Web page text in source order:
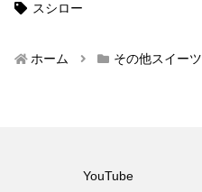
スシロー
ホーム その他スイーツ
YouTube